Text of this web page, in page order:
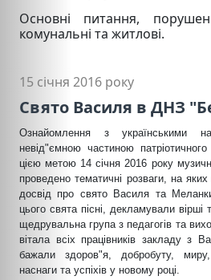
Основні питання,
комунальні та житлові.
15 січня 2016 року
Свято Василя в ДНЗ
Ознайомлення з українськими
невід"ємною частиною
цією метою 14 січня 2016 року
проведено тематичні розваги, на
досвід про свято Василя та
цього свята пісні, декламували
щедрувальна група з педагогів та
вітала всіх працівників закладу з
бажали здоров"я, добробуту,
наснаги та успіхів у новому році.